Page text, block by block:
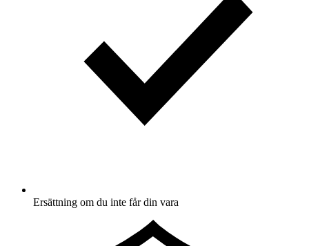
Ersättning om du inte får din vara